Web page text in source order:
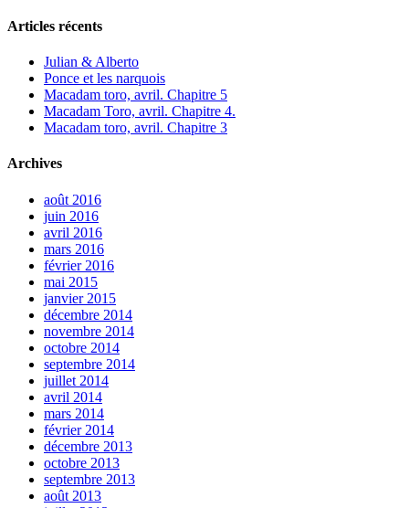
Articles récents
Julian & Alberto
Ponce et les narquois
Macadam toro, avril. Chapitre 5
Macadam Toro, avril. Chapitre 4.
Macadam toro, avril. Chapitre 3
Archives
août 2016
juin 2016
avril 2016
mars 2016
février 2016
mai 2015
janvier 2015
décembre 2014
novembre 2014
octobre 2014
septembre 2014
juillet 2014
avril 2014
mars 2014
février 2014
décembre 2013
octobre 2013
septembre 2013
août 2013